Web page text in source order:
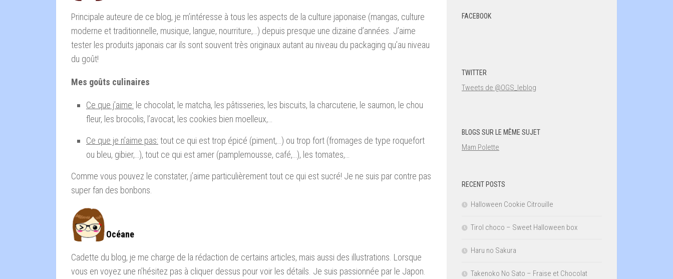
Principale auteure de ce blog, je m’intéresse à tous les aspects de la culture japonaise (mangas, culture
moderne et traditionnelle, musique, langue, nourriture,…) depuis presque une dizaine d’années. J’aime
tester les produits japonais car ils sont souvent très originaux autant au niveau du packaging qu’au niveau
du goût!
Mes goûts culinaires
Ce que j’aime: le chocolat, le matcha, les pâtisseries, les biscuits, la charcuterie, le saumon, le chou
fleur, les brocolis, l’avocat, les cookies bien moelleux,…
Ce que je n’aime pas: tout ce qui est trop épicé (piment,…) ou trop fort (fromages de type roquefort
ou bleu, gibier,…), tout ce qui est amer (pamplemousse, café,…), les tomates,…
Comme vous pouvez le constater, j’aime particulièrement tout ce qui est sucré! Je ne suis par contre pas
super fan des bonbons.
Océane
Cadette du blog, je me charge de la rédaction de certains articles, mais aussi des illustrations. Lorsque
vous en voyez une n’hésitez pas à cliquer dessus pour voir les détails. Je suis passionnée par le Japon.
FACEBOOK
TWITTER
Tweets de @OGS_leblog
BLOGS SUR LE MÊME SUJET
Mam Polette
RECENT POSTS
Halloween Cookie Citrouille
Tirol choco – Sweet Halloween box
Haru no Sakura
Takenoko No Sato – Fraise et Chocolat